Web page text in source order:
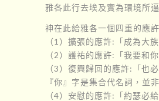
雅各此行去埃及實為環境所
神在此給雅各一個四重的應許
（1）擴張的應許:「成為大族
（2）護祐的應許:「我要和
（3）復興歸回的應許:「也
『你』字是集合代名詞，並
（4）安慰的應許:「約瑟必